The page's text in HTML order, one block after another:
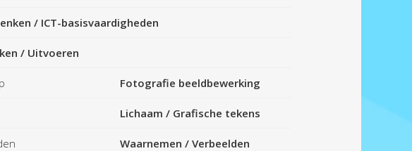
/ ICT-basisvaardigheden
/ Uitvoeren
Fotografie beeldbewerking
Lichaam / Grafische tekens
Waarnemen / Verbeelden